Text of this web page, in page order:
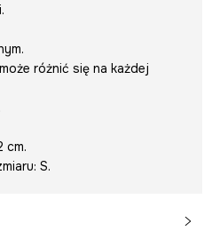
różnić się na każdej
cm.
S.